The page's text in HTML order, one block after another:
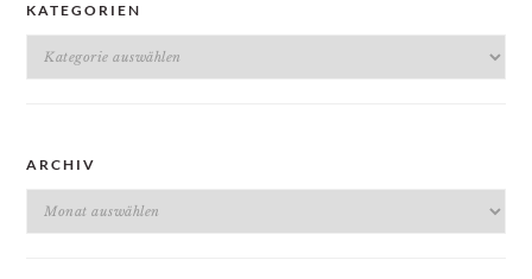
KATEGORIEN
Kategorien
ARCHIV
Archiv